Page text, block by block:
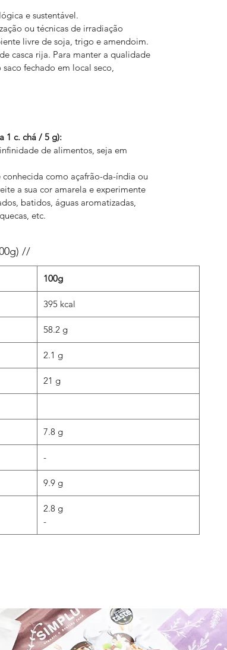
e sustentável.
ou técnicas de irradiação
livre de soja, trigo e amendoim.
casca rija. Para manter a qualidade
saco fechado em local seco,
1 c. chá / 5 g):
de alimentos, seja em
como açafrão-da-índia ou
a sua cor amarela e experimente
batidos, águas aromatizadas,
etc.
//
100g
395 kcal
58.2 g
2.1 g
21 g
7.8 g
-
9.9 g
2.8 g
-